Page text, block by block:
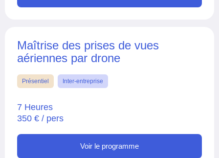
Maîtrise des prises de vues
aériennes par drone
Présentiel Inter-entreprise
7 Heures
350 € / pers
Voir le programme